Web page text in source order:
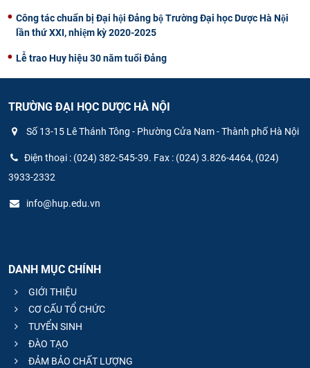
Công tác chuẩn bị Đại hội Đảng bộ Trường Đại học Dược Hà Nội
lần thứ XXI, nhiệm kỳ 2020-2025
Lễ trao Huy hiệu 30 năm tuổi Đảng
TRƯỜNG ĐẠI HỌC DƯỢC HÀ NỘI
Số 13-15 Lê Thánh Tông - Phường Cửa Nam - Thành phố Hà Nội
Điện thoại : (024) 382-545-39. Fax : (024) 3.826-4464, (024)
3933-2332
info@hup.edu.vn
DANH MỤC CHÍNH
GIỚI THIỆU
CƠ CẤU TỔ CHỨC
TUYỂN SINH
ĐÀO TẠO
ĐẢM BẢO CHẤT LƯỢNG